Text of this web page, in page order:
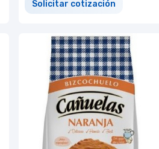
Solicitar cotización